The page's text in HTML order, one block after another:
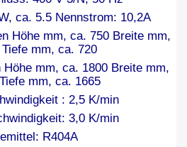
ca. 5.5 Nennstrom: 10,2A
Höhe mm, ca. 750 Breite mm,
mm, ca. 720
mm, ca. 1800 Breite mm,
mm, ca. 1665
: 2,5 K/min
3,0 K/min
R404A